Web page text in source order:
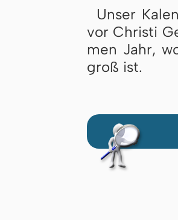
Unser
vor Chris­ti
men Jahr,
groß ist.